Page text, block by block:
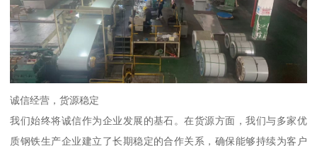
诚信经营，货源稳定
我们始终将诚信作为企业发展的基石。在货源方面，我们与多家优
质钢铁生产企业建立了长期稳定的合作关系，确保能够持续为客户